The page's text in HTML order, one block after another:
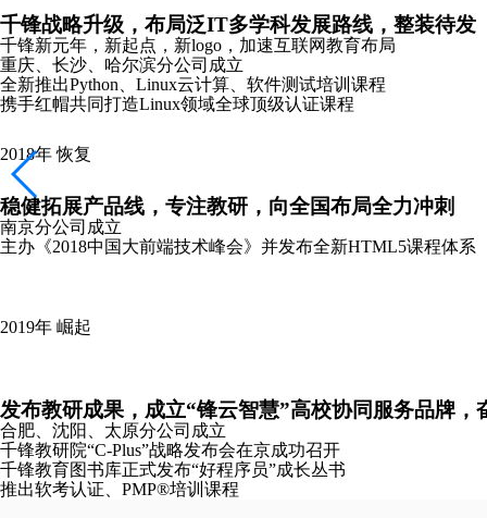
千锋战略升级，布局泛IT多学科发展路线，整装待发
千锋新元年，新起点，新logo，加速互联网教育布局
重庆、长沙、哈尔滨分公司成立
全新推出Python、Linux云计算、软件测试培训课程
携手红帽共同打造Linux领域全球顶级认证课程
2018年恢复
稳健拓展产品线，专注教研，向全国布局全力冲刺
南京分公司成立
主办《2018中国大前端技术峰会》并发布全新HTML5课程体系
2019年 崛起
发布教研成果，成立“锋云智慧”高校协同服务品牌，
合肥、沈阳、太原分公司成立
千锋教研院“C-Plus”战略发布会在京成功召开
千锋教育图书库正式发布“好程序员”成长丛书
推出软考认证、PMP®培训课程